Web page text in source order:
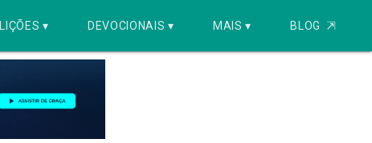
LIÇÕES ▾ DEVOCIONAIS ▾ MAIS ▾ BLOG ⇱